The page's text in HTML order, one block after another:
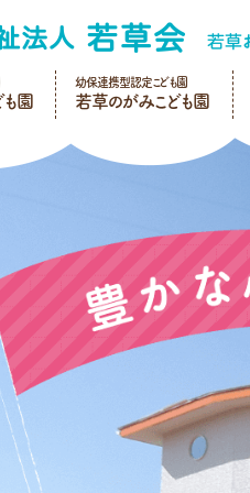
も園
幼保連携型認定こども園
若草のがみこども園